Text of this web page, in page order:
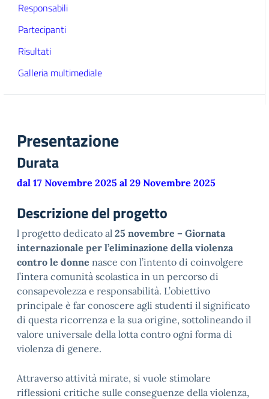
Responsabili
Partecipanti
Risultati
Galleria multimediale
Presentazione
Durata
dal 17 Novembre 2025 al 29 Novembre 2025
Descrizione del progetto
l progetto dedicato al 25 novembre – Giornata
internazionale per l’eliminazione della violenza
contro le donne nasce con l’intento di coinvolgere
l’intera comunità scolastica in un percorso di
consapevolezza e responsabilità. L’obiettivo
principale è far conoscere agli studenti il significato
di questa ricorrenza e la sua origine, sottolineando il
valore universale della lotta contro ogni forma di
violenza di genere.
Attraverso attività mirate, si vuole stimolare
riflessioni critiche sulle conseguenze della violenza,